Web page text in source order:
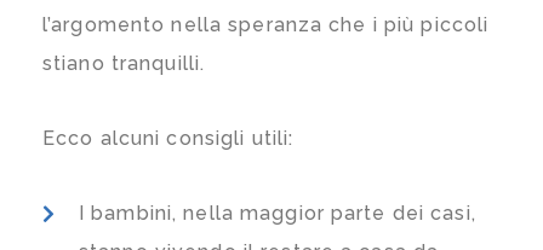
l’argomento nella speranza che i più piccoli
stiano tranquilli.
Ecco alcuni consigli utili:
I bambini, nella maggior parte dei casi,